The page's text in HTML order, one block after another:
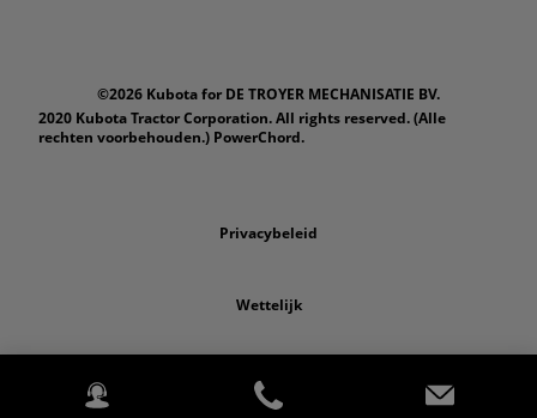
©2026 Kubota for DE TROYER MECHANISATIE BV.
2020 Kubota Tractor Corporation. All rights reserved. (Alle
rechten voorbehouden.) PowerChord.
Privacybeleid
Wettelijk